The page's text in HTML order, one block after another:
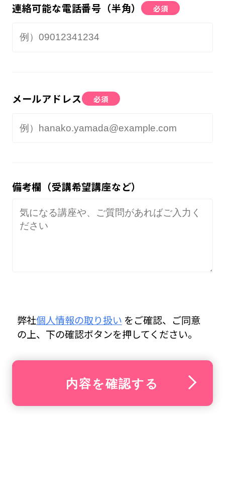
連絡可能な電話番号（半角） 必須
メールアドレス 必須
備考欄（受講希望講座など）
弊社個人情報の取り扱い をご確認、ご同意
の上、下の確認ボタンを押してください。